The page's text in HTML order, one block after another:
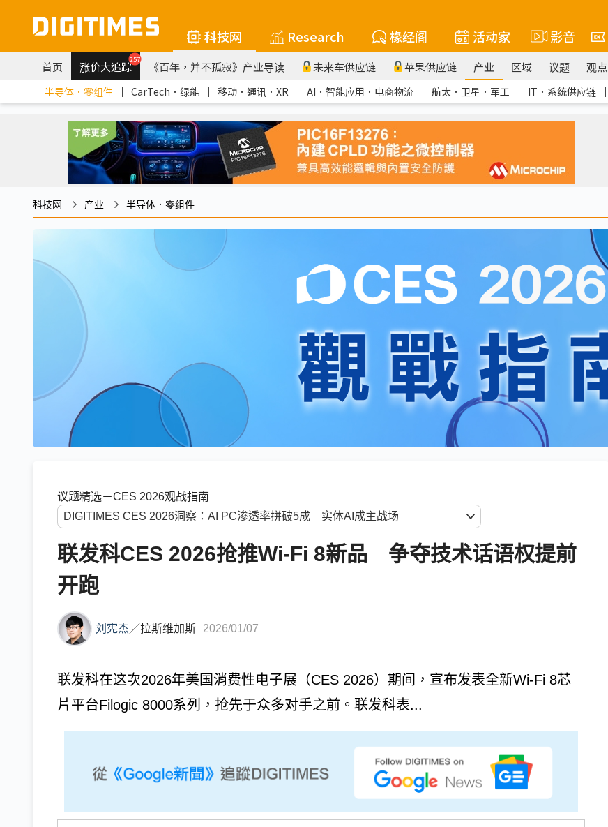
科技网 Research 椽经阁 活动家 影音
首页 涨价大追踪257 《百年，并不孤寂》产业导读 未来车供应链 苹果供应链 产业 区域 议题 观点
半导体．零组件 ｜ CarTech．绿能 ｜ 移动．通讯．XR ｜ AI．智能应用．电商物流 ｜ 航太．卫星．军工 ｜ IT．系统供应链 ｜
科技网 产业 半导体．零组件
议题精选－CES 2026观战指南
联发科CES 2026抢推Wi-Fi 8新品 争夺技术话语权提前
开跑
刘宪杰 ／拉斯维加斯 2026/01/07
联发科在这次2026年美国消费性电子展（CES 2026）期间，宣布发表全新Wi-Fi 8芯
片平台Filogic 8000系列，抢先于众多对手之前。联发科表...